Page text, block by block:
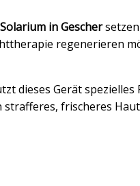
Solarium in Gescher
regenerieren
dieses Gerät
frischeres